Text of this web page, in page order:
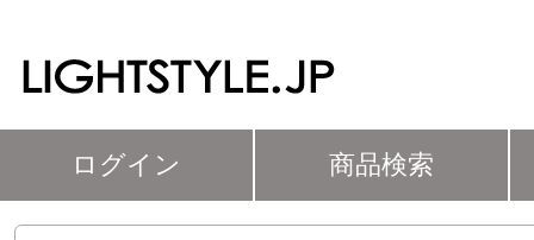
ログイン 商品検索